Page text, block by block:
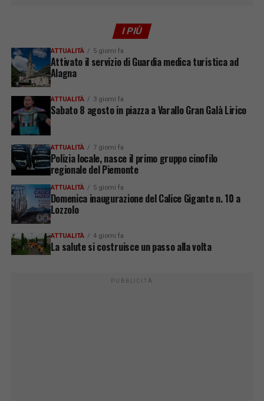
I PIÙ
ATTUALITÀ 5 giorni fa
Attivato il servizio di Guardia medica turistica ad
Alagna
ATTUALITÀ 3 giorni fa
Sabato 8 agosto in piazza a Varallo Gran Galà Lirico
ATTUALITÀ 7 giorni fa
Polizia locale, nasce il primo gruppo cinofilo
regionale del Piemonte
ATTUALITÀ 5 giorni fa
Domenica inaugurazione del Calice Gigante n. 10 a
Lozzolo
ATTUALITÀ 4 giorni fa
La salute si costruisce un passo alla volta
PUBBLICITÀ